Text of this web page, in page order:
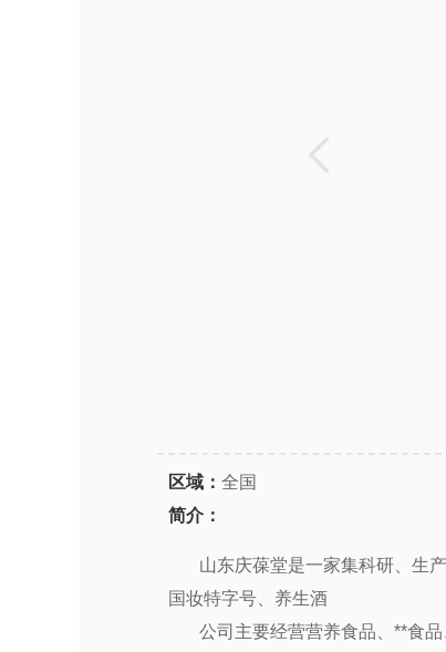
区域： 全国
简介：
山东庆葆堂是一家集科研、生
国妆特字号、养生酒
公司主要经营营养食品、**食